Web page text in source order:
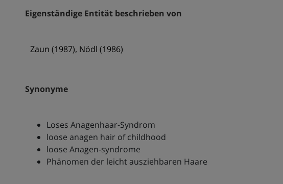
Eigenständige Entität beschrieben von
Zaun (1987), Nödl (1986)
Synonyme
Loses Anagenhaar-Syndrom
loose anagen hair of childhood
loose Anagen-syndrome
Phänomen der leicht ausziehbaren Haare